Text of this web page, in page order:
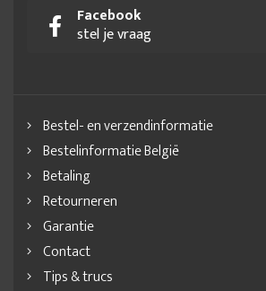
Facebook
stel je vraag
Bestel- en verzendinformatie
Bestelinformatie België
Betaling
Retourneren
Garantie
Contact
Tips & trucs